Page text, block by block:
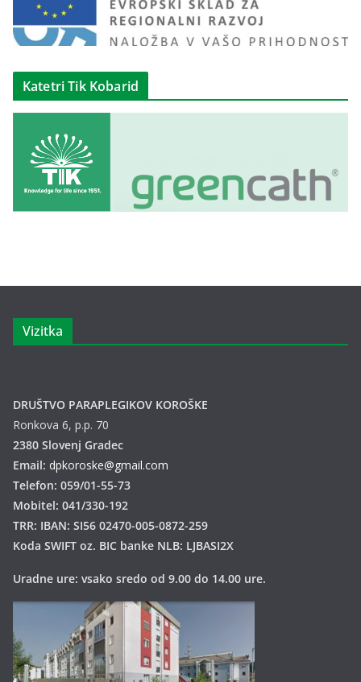
Katetri Tik Kobarid
Vizitka
DRUŠTVO PARAPLEGIKOV KOROŠKE
Ronkova 6, p.p. 70
2380 Slovenj Gradec
Email: dpkoroske@gmail.com
Telefon: 059/01-55-73
Mobitel: 041/330-192
TRR: IBAN: SI56 02470-005-0872-259
Koda SWIFT oz. BIC banke NLB: LJBASI2X
Uradne ure: vsako sredo od 9.00 do 14.00 ure.